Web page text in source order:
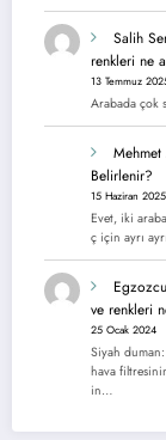
Salih
renkleri ne
13 Temmuz
Arabada çok
Belirlenir?
15 Haziran 2025
Evet, iki
ç için ayrı
ve renkleri
25 Ocak 2024
Siyah
hava
in…